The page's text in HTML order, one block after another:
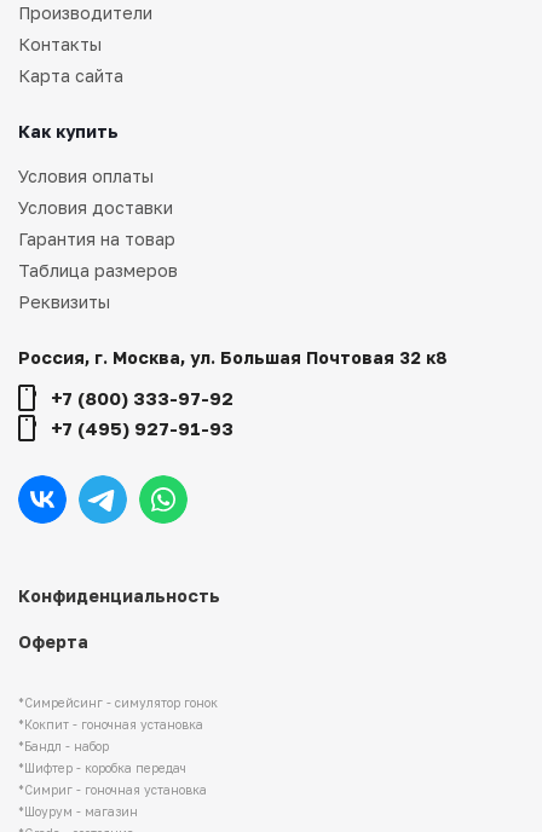
*Симрейсинг - симулятор гонок
*Кокпит - гоночная установка
*Бандл - набор
*Шифтер - коробка передач
*Симриг - гоночная установка
*Шоурум - магазин
Конфиденциальность
Оферта
Производители
Контакты
Карта сайта
Как купить
Условия оплаты
Условия доставки
Гарантия на товар
Таблица размеров
Реквизиты
Россия, г. Москва, ул. Большая Почтовая 32 к8
+7 (800) 333-97-92
+7 (495) 927-91-93